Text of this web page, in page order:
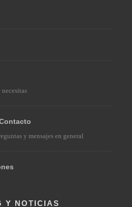
y mensajes en general
Y NOTICIAS